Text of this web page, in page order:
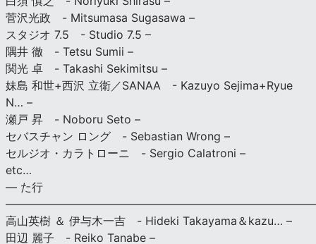
菅沢光政 - Mitsumasa Sugasawa –
スタジオ 7.5 - Studio 7.5 –
隅井 徹 - Tetsu Sumii –
関光 卓 - Takashi Sekimitsu –
妹島 和世+西沢 立衛／SANAA - Kazuyo Sejima+Ryue
N… –
瀬戸 昇 - Noboru Seto –
セバスチャン ロング - Sebastian Wrong –
セルジオ・カラトローニ - Sergio Calatroni –
etc…
— た行
高山英樹 ＆ 伊与木一吉 - Hideki Takayama＆kazu… –
田辺 麗子 - Reiko Tanabe –